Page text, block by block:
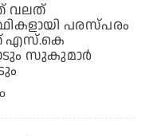
വലത്
പരസ്പരം
എസ്.കെ
സുകുമാര്‍